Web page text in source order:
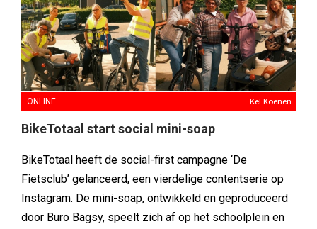
ONLINE Kel Koenen
BikeTotaal start social mini-soap
BikeTotaal heeft de social-first campagne ‘De
Fietsclub’ gelanceerd, een vierdelige contentserie op
Instagram. De mini-soap, ontwikkeld en geproduceerd
door Buro Bagsy, speelt zich af op het schoolplein en